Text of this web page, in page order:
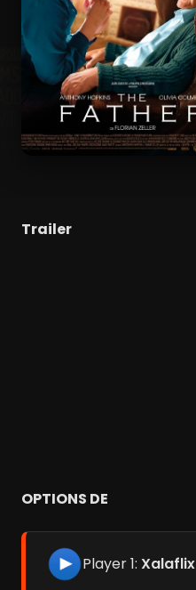
Trailer
OPTIONS DE
Player 1: Xalaflix